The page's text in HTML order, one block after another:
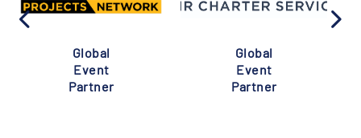
Global
Event
Partner
Global
Event
Partner